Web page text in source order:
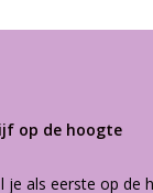
op de hoogte
je als eerste op de